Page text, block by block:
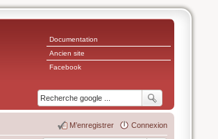
Documentation
Ancien site
Facebook
Connexion
M’enregistrer